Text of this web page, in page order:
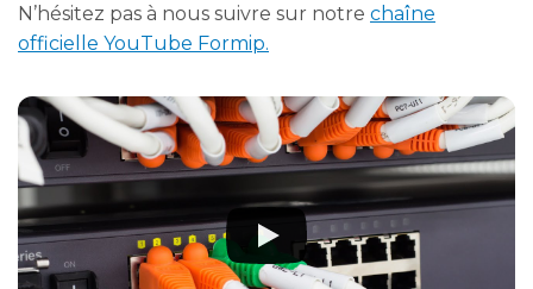
N’hésitez pas à nous suivre sur notre chaîne
officielle YouTube Formip.